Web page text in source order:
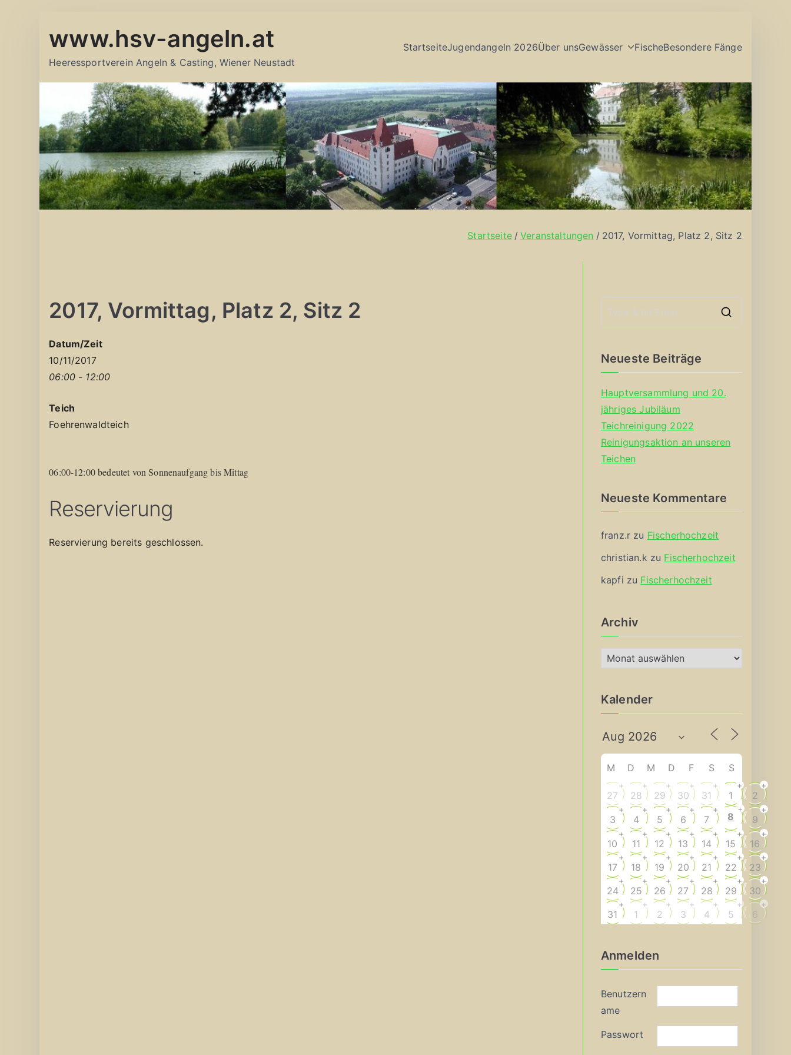
Inhalt
www.hsv-angeln.at
Heeressportverein Angeln & Casting, Wiener Neustadt
StartseiteJugendangeln 2026Über unsGewässer FischeBesondere Fänge
Startseite Veranstaltungen 2017, Vormittag, Platz 2, Sitz 2
2017, Vormittag, Platz 2, Sitz 2
Datum/Zeit
10/11/2017
06:00 - 12:00
Teich
Foehrenwaldteich
06:00-12:00 bedeutet von Sonnenaufgang bis Mittag
Reservierung
Reservierung bereits geschlossen.
Neueste Beiträge
Hauptversammlung und 20.
jähriges Jubiläum
Teichreinigung 2022
Reinigungsaktion an unseren
Teichen
Neueste Kommentare
franz.r zu Fischerhochzeit
christian.k zu Fischerhochzeit
kapfi zu Fischerhochzeit
Archiv
r
h
v
Kalender
M D M D F S S
27
+
28
+
29
+
30
+
31
+
1
+
2
+
3
+
4
+
5
+
6
+
7
+
8
+
9
+
10
+
11
+
12
+
13
+
14
+
15
+
16
+
17
+
18
+
19
+
20
+
21
+
22
+
23
+
24
+
25
+
26
+
27
+
28
+
29
+
30
+
31
+
1
+
2
+
3
+
4
+
5
+
6
+
Anmelden
Benutzern
ame
Passwort